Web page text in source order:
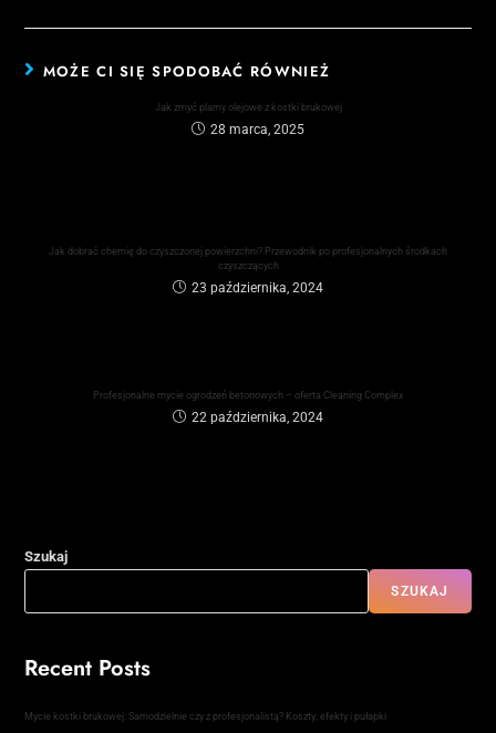
MOŻE CI SIĘ SPODOBAĆ RÓWNIEŻ
Jak zmyć plamy olejowe z kostki brukowej
28 marca, 2025
Jak dobrać chemię do czyszczonej powierzchni? Przewodnik po profesjonalnych środkach
czyszczących
23 października, 2024
Profesjonalne mycie ogrodzeń betonowych – oferta Cleaning Complex
22 października, 2024
Szukaj
SZUKAJ
Recent Posts
Mycie kostki brukowej: Samodzielnie czy z profesjonalistą? Koszty, efekty i pułapki